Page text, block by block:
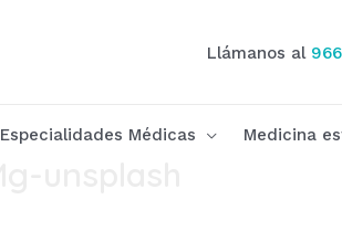
Llámanos al
Especialidades Médicas Medicina